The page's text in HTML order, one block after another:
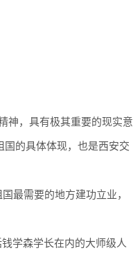
神，具有极其重要的现实意
的具体体现，也是西安交
最需要的地方建功立业，
学森学长在内的大师级人